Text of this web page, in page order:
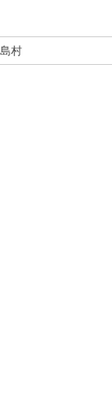
村